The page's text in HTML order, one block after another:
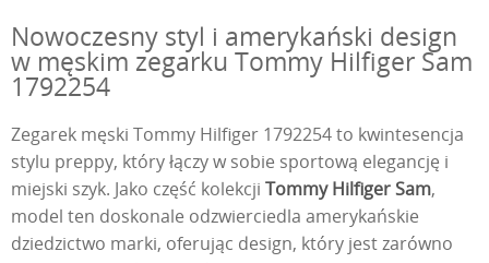
Nowoczesny styl i amerykański design
w męskim zegarku Tommy Hilfiger Sam
1792254
Zegarek męski Tommy Hilfiger 1792254 to kwintesencja
stylu preppy, który łączy w sobie sportową elegancję i
miejski szyk. Jako część kolekcji Tommy Hilfiger Sam,
model ten doskonale odzwierciedla amerykańskie
dziedzictwo marki, oferując design, który jest zarówno